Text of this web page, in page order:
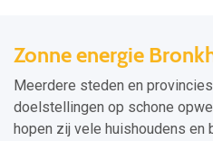
Zonne energie
Meerdere steden en
doelstellingen op schone
hopen zij vele huishoudens en